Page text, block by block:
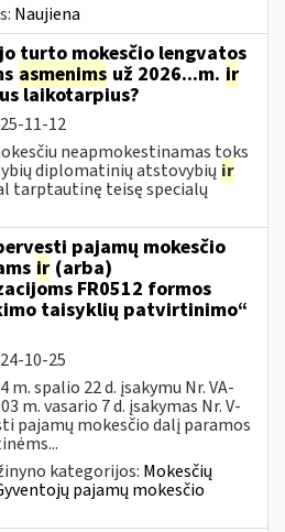
Naujiena
turto mokesčio lengvatos
asmenims už 2026...m. ir
laikotarpius?
11-12
neapmokestinamas toks
diplomatinių atstovybių ir
tarptautinę teisę specialų
pajamų mokesčio
ir (arba)
FR0512 formos
taisyklių patvirtinimo“
10-25
spalio 22 d. įsakymu Nr. VA-
m. vasario 7 d. įsakymas Nr. V-
pajamų mokesčio dalį paramos
kategorijos: Mokesčių
pajamų mokesčio